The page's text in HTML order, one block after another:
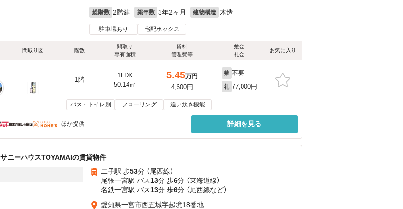
総階数 2階建 築年数 3年2ヶ月 建物構造 木造
駐車場あり 宅配ボックス
間取り図 階数
間取り
専有面積
賃料
管理費等
敷金
礼金
お気に入り
1階
1LDK
50.14㎡
5.45万円
4,600円
敷 不要
礼 77,000円
バス・トイレ別 フローリング 追い炊き機能
ほか提供 詳細を見る
サニーハウスTOYAMAIの賃貸物件
二子駅 歩53分 （尾西線）
尾張一宮駅 バス13分 歩6分 （東海道線）
名鉄一宮駅 バス13分 歩6分 （尾西線など）
愛知県一宮市西五城字起境18番地